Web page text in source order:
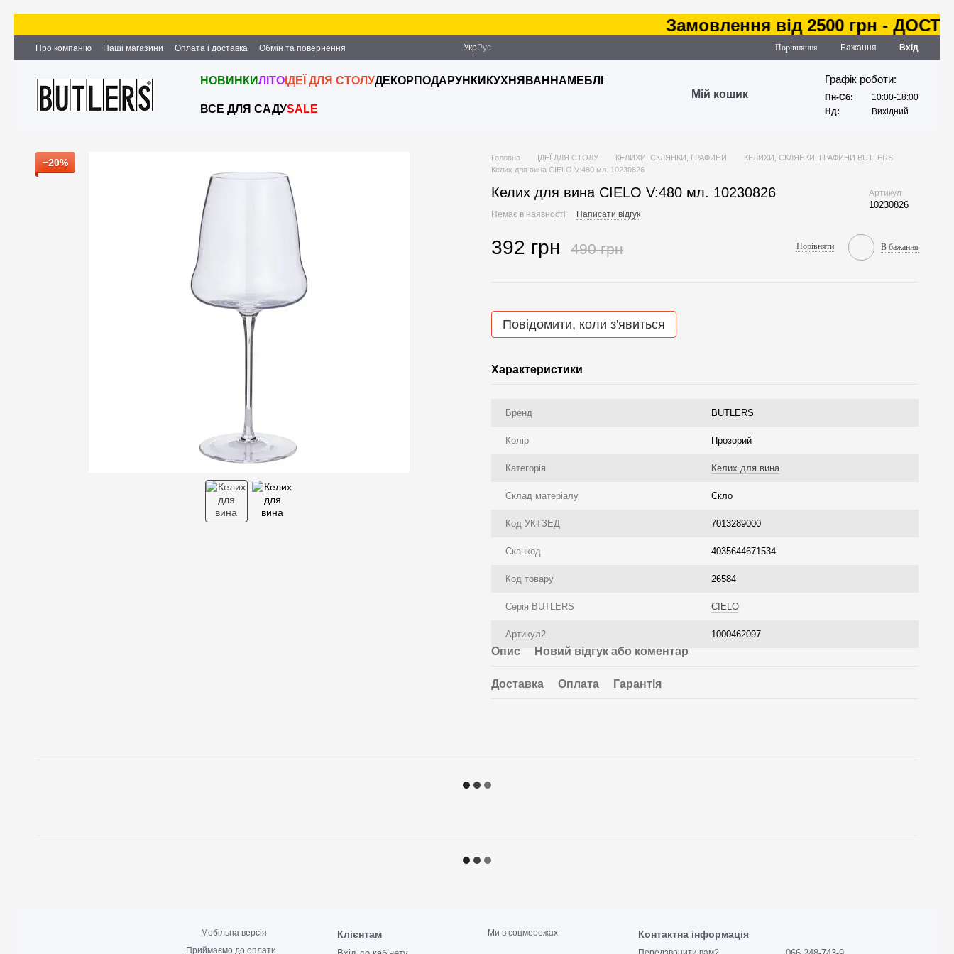
Замовлення від 2500 грн -
Про компанію Наші магазини Оплата і доставка
Обмін та повернення
Партнерство та співпраця
Вакансії Контактна інформація
Укр Рус Порівняння Бажання Вхід
НОВИНКИЛІТО ІДЕЇ ДЛЯ СТОЛУДЕКОР ПОДАРУНКИ КУХНЯ ВАННА МЕБЛІ
ВСЕ ДЛЯ САДУSALE
Мій кошик
Графік роботи:
Пн-Сб:
10:00-18:00
Нд:
Вихідний
−20% Головна ІДЕЇ ДЛЯ СТОЛУ КЕЛИХИ, СКЛЯНКИ, ГРАФИНИ
КЕЛИХИ, СКЛЯНКИ, ГРАФИНИ BUTLERS
Келих для вина CIELO V:480 мл. 10230826
Келих для вина CIELO V:480 мл. 10230826 Артикул
10230826
Немає в наявності Написати відгук
392 грн 490 грн Порівняти В бажання
Повідомити, коли з'явиться
Характеристики
Бренд BUTLERS
Колір Прозорий
Категорія Келих для вина
Склад матеріалу Скло
Код УКТЗЕД 7013289000
Сканкод 4035644671534
Код товару 26584
Серія BUTLERS CIELO
Артикул2 1000462097
Опис Новий відгук або коментар
Доставка Оплата Гарантія
Мобільна версія
Приймаємо до оплати
Клієнтам Ми в соцмережах Контактна інформація